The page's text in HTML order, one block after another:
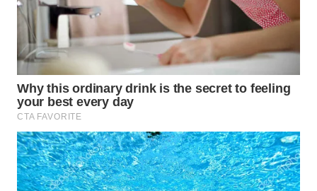
WAHANA
TANI
WAHANA
ADVOKAT
WAHANA
INFRASTRUKTUR
WAHANA
KONSUMEN